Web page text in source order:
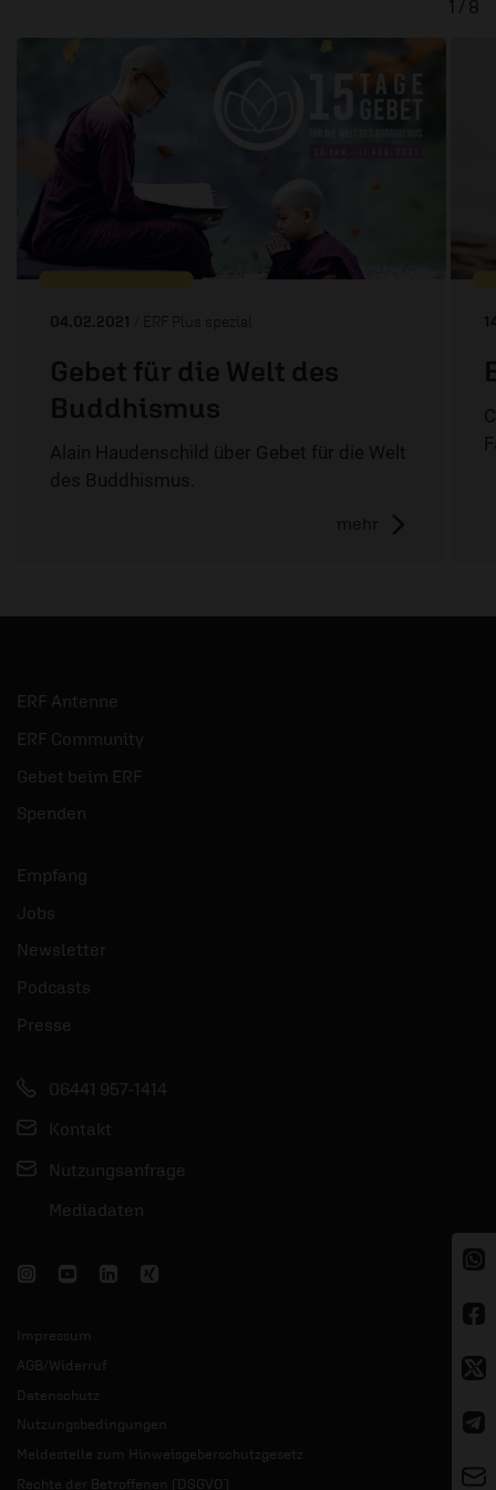
04.02.2021 / ERF Plus spezial
Gebet für die Welt des
Buddhismus
Alain Haudenschild über Gebet für die Welt
des Buddhismus.
mehr
1 / 8
ERF Antenne
ERF Community
Gebet beim ERF
Spenden
Empfang
Jobs
Newsletter
Podcasts
Presse
06441 957-1414
Kontakt
Nutzungsanfrage
Mediadaten
Impressum
AGB/Widerruf
Datenschutz
Nutzungsbedingungen
Meldestelle zum Hinweisgeberschutzgesetz
Rechte der Betroffenen (DSGVO)